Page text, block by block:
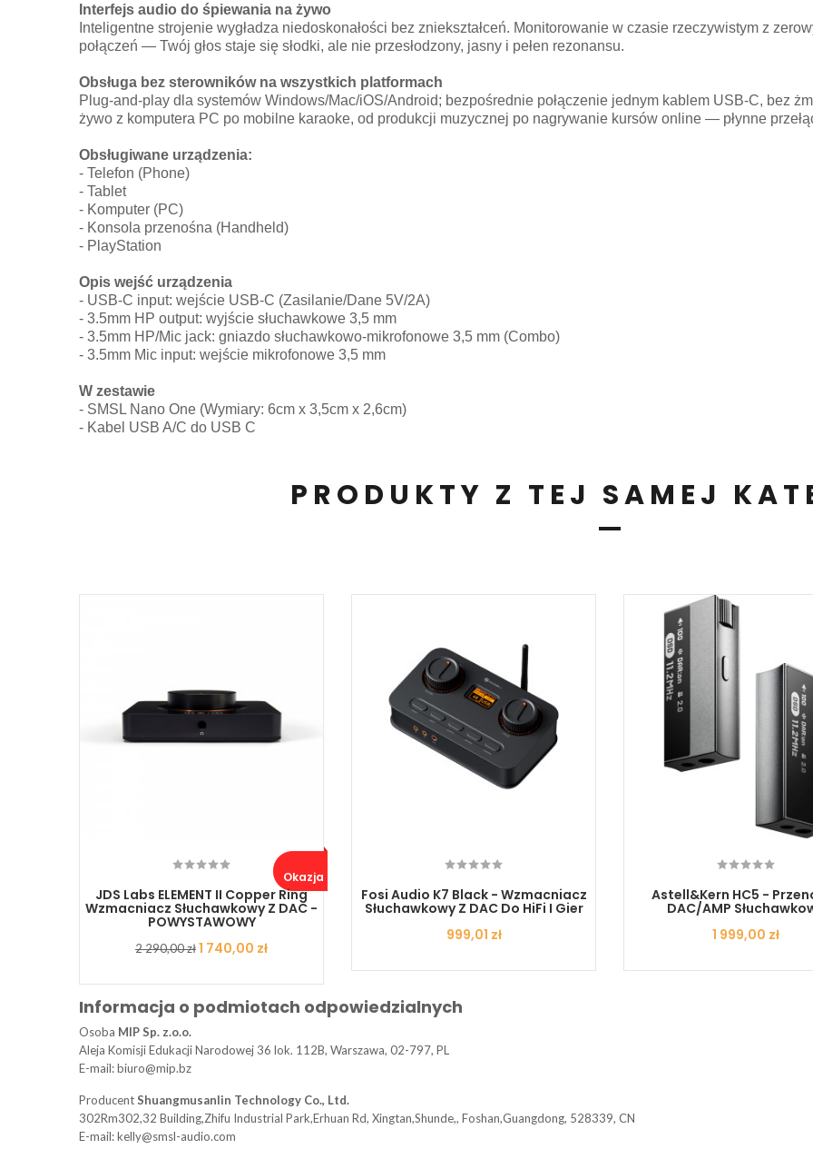
Interfejs audio do śpiewania na żywo
Inteligentne strojenie wygładza niedoskonałości bez zniekształceń. Monitorowanie w czasie rzeczywistym z
połączeń — Twój głos staje się słodki, ale nie przesłodzony, jasny i pełen rezonansu.
Obsługa bez sterowników na wszystkich platformach
Plug-and-play dla systemów Windows/Mac/iOS/Android; bezpośrednie połączenie jednym kablem USB-C, bez
żywo z komputera PC po mobilne karaoke, od produkcji muzycznej po nagrywanie kursów online — płynne
Obsługiwane urządzenia:
- Telefon (Phone)
- Tablet
- Komputer (PC)
- Konsola przenośna (Handheld)
- PlayStation
Opis wejść urządzenia
- USB-C input: wejście USB-C (Zasilanie/Dane 5V/2A)
- 3.5mm HP output: wyjście słuchawkowe 3,5 mm
- 3.5mm HP/Mic jack: gniazdo słuchawkowo-mikrofonowe 3,5 mm (Combo)
- 3.5mm Mic input: wejście mikrofonowe 3,5 mm
W zestawie
- SMSL Nano One (Wymiary: 6cm x 3,5cm x 2,6cm)
- Kabel USB A/C do USB C
PRODUKTY Z TEJ SAMEJ
JDS Labs ELEMENT II Copper Ring
Wzmacniacz Słuchawkowy Z DAC -
POWYSTAWOWY
Cena
2 290,00 złCena
1 740,00 zł
Okazja ..
Fosi Audio K7 Black - Wzmacniacz
Słuchawkowy Z DAC Do HiFi I Gier
Cena
999,01 zł
Astell&Kern HC5 -
DAC/AMP
Cena
1 999,00 zł
Informacja o podmiotach odpowiedzialnych
Osoba MIP Sp. z.o.o.
Aleja Komisji Edukacji Narodowej 36 lok. 112B, Warszawa, 02-797, PL
E-mail: biuro@mip.bz
ProducentShuangmusanlin Technology Co., Ltd.
302Rm302,32 Building,Zhifu Industrial Park,Erhuan Rd, Xingtan,Shunde,, Foshan,Guangdong, 528339, CN
E-mail: kelly@smsl-audio.com